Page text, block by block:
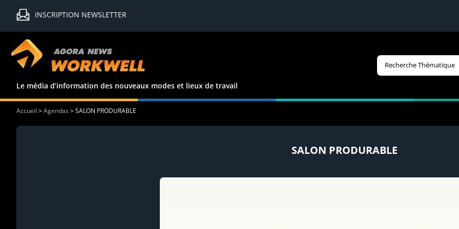
INSCRIPTION NEWSLETTER
Le média d’information des nouveaux modes et lieux de travail
Recherche Thématique
Accueil >Agendas>SALON PRODURABLE
SALON PRODURABLE